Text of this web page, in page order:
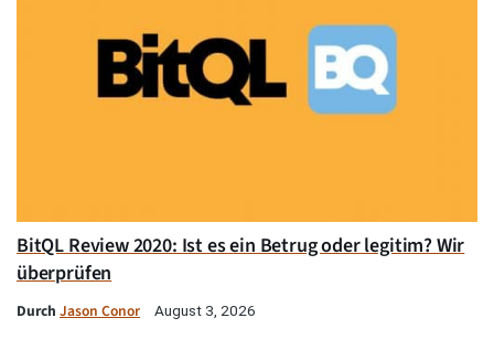
BitQL Review 2020: Ist es ein Betrug oder legitim? Wir
überprüfen
Durch Jason Conor August 3, 2026